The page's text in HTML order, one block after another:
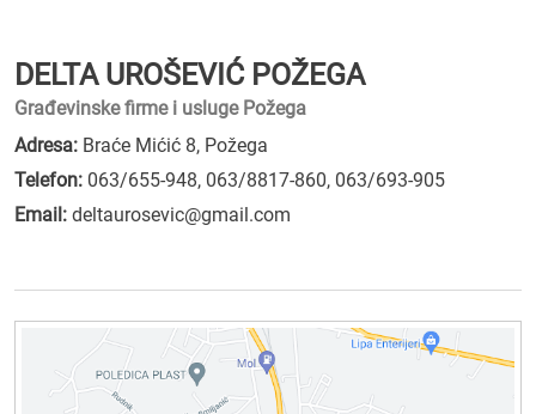
DELTA UROŠEVIĆ POŽEGA
Građevinske firme i usluge Požega
Adresa: Braće Mićić 8, Požega
Telefon: 063/655-948, 063/8817-860, 063/693-905
Email: deltaurosevic@gmail.com